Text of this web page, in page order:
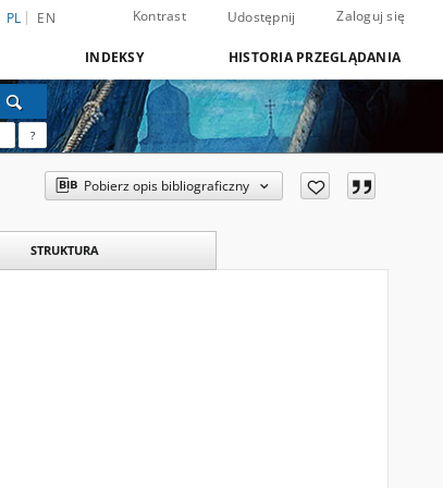
PL EN Kontrast Udostępnij Zaloguj się
INDEKSY HISTORIA PRZEGLĄDANIA
?
Pobierz opis bibliograficzny
STRUKTURA